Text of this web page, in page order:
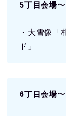
5丁目会場
・大雪像「
ド」
6丁目会場